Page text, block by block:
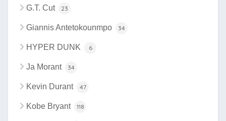
G.T. Cut 23
Giannis Antetokounmpo 34
HYPER DUNK 6
Ja Morant 34
Kevin Durant 47
Kobe Bryant 118